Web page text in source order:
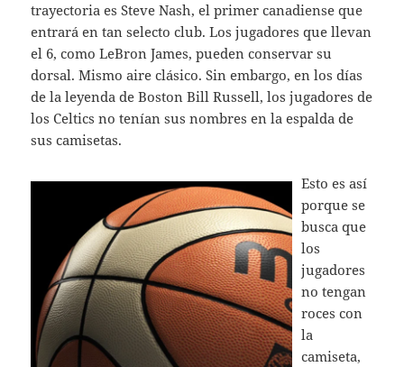
trayectoria es Steve Nash, el primer canadiense que
entrará en tan selecto club. Los jugadores que llevan
el 6, como LeBron James, pueden conservar su
dorsal. Mismo aire clásico. Sin embargo, en los días
de la leyenda de Boston Bill Russell, los jugadores de
los Celtics no tenían sus nombres en la espalda de
sus camisetas.
Esto es así
porque se
busca que
los
jugadores
no tengan
roces con
la
camiseta,